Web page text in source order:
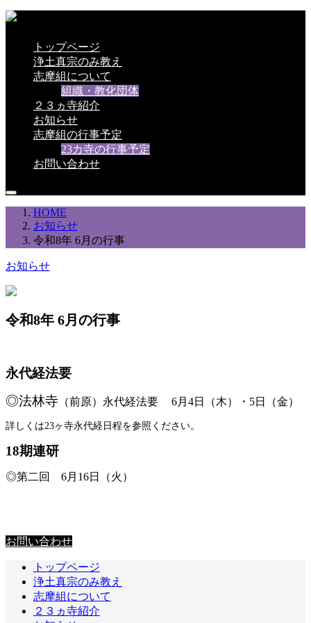
トップページ
浄土真宗のみ教え
志摩組について
組織・教化団体
２３ヵ寺紹介
お知らせ
志摩組の行事予定
23カ寺の行事予定
お問い合わせ
HOME
お知らせ
令和8年 6月の行事
お知らせ
令和8年 6月の行事
永代経法要
◎法林寺 （前原）永代経法要 6月4日（木）・5日（金）
詳しくは23ヶ寺永代経日程を参照ください。
18期連研
◎第二回 6月16日（火）
お問い合わせ
トップページ
浄土真宗のみ教え
志摩組について
２３ヵ寺紹介